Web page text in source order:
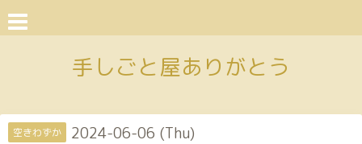
手しごと屋ありがとう
空きわずか 2024-06-06 (Thu)